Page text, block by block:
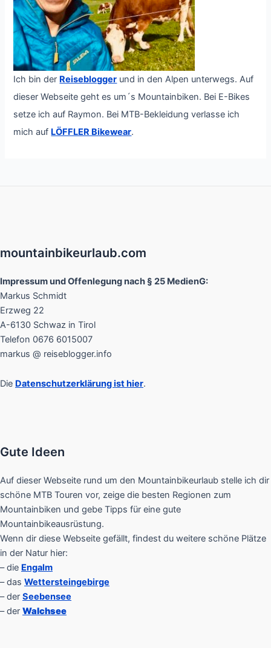
Ich bin der Reiseblogger und in den Alpen unterwegs. Auf
dieser Webseite geht es um´s Mountainbiken. Bei E-Bikes
setze ich auf Raymon. Bei MTB-Bekleidung verlasse ich
mich auf LÖFFLER Bikewear.
mountainbikeurlaub.com
Impressum und Offenlegung nach § 25 MedienG:
Markus Schmidt
Erzweg 22
A-6130 Schwaz in Tirol
Telefon 0676 6015007
markus @ reiseblogger.info
Die Datenschutzerklärung ist hier.
Gute Ideen
Auf dieser Webseite rund um den Mountainbikeurlaub stelle ich dir
schöne MTB Touren vor, zeige die besten Regionen zum
Mountainbiken und gebe Tipps für eine gute
Mountainbikeausrüstung.
Wenn dir diese Webseite gefällt, findest du weitere schöne Plätze
in der Natur hier:
– die Engalm
– das Wettersteingebirge
– der Seebensee
– der Walchsee